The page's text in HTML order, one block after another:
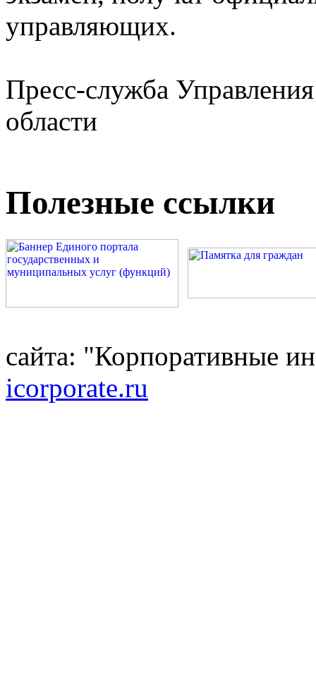
управляющих.
Пресс-служба
области
Полезные ссылки
сайта: "Корпоративные
icorporate.ru